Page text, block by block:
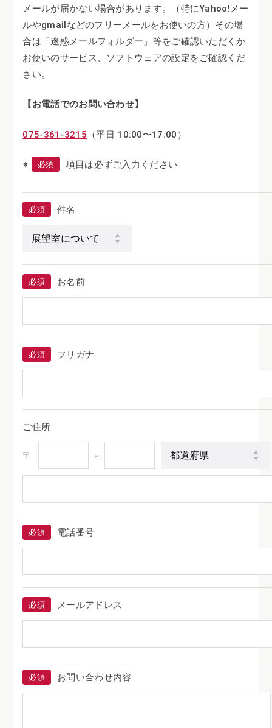
メールが届かない場合があります。（特にYahoo!メー
ルやgmailなどのフリーメールをお使いの方） その場
合は「迷惑メールフォルダー」等をご確認いただくか
お使いのサービス、ソフトウェアの設定をご確認くだ
さい。
【お電話でのお問い合わせ】
075-361-3215 （平日 10:00〜17:00）
※ 必須 項目は必ずご入力ください
必須 件名
必須 お名前
必須 フリガナ
ご住所
〒 -
必須 電話番号
必須 メールアドレス
必須 お問い合わせ内容